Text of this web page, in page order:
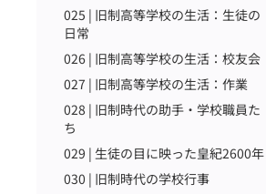
025 | 旧制高等学校の生活：生徒の
日常
026 | 旧制高等学校の生活：校友会
027 | 旧制高等学校の生活：作業
028 | 旧制時代の助手・学校職員た
ち
029 | 生徒の目に映った皇紀2600年
030 | 旧制時代の学校行事